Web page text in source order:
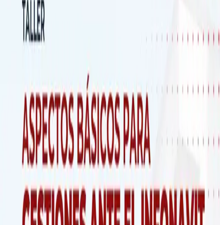
January 23, 2026
コースワークショップ「2026年の経済
労働と賃金の見通しと団体交渉戦略、ス
トライキコール、民主的協議」
私たちの組合教育および職業訓練プログラムの一環として、コ
体交渉戦略、ストライキコールおよび民主的協議」。
イラプアト、セラヤ、シラオ、サンホセ・イトゥルビデの都市の